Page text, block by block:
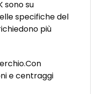
sono su
specifiche del
più
e centraggi